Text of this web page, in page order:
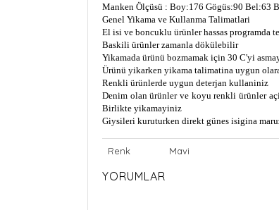
Manken Ölçüsü : Boy:176 Gögüs:90 Bel:63
Genel Yikama ve Kullanma Talimatlari
El isi ve boncuklu ürünler hassas programda
Baskili ürünler zamanla dökülebilir
Yikamada ürünü bozmamak için 30 C'yi
Ürünü yikarken yikama talimatina uygun
Renkli ürünlerde uygun deterjan kullaniniz
Denim olan ürünler ve koyu renkli ürünler
Birlikte yikamayiniz
Giysileri kuruturken direkt günes isigina
Renk Mavi
YORUMLAR